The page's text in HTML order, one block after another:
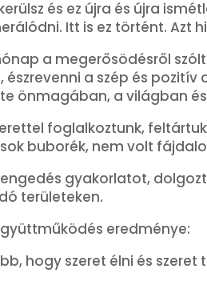
és ez újra és újra
Itt is ez történt. Azt
a megerősödésről
észrevenni a szép és
önmagában, a világban
foglalkoztunk,
buborék, nem volt
gyakorlatot,
területeken.
eredménye:
hogy szeret élni és